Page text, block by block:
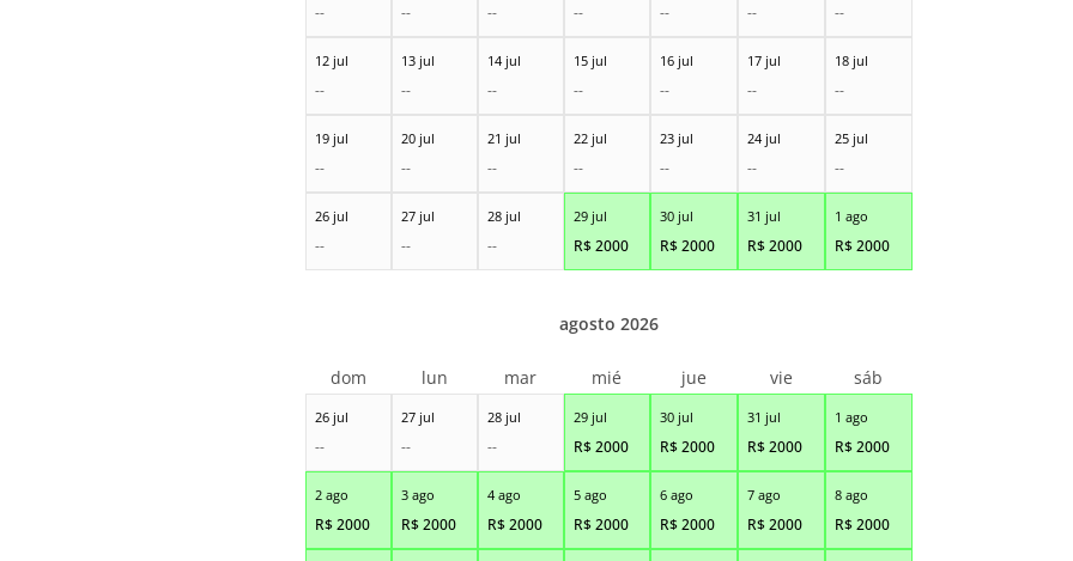
-- -- -- -- -- -- --
12 jul
--
13 jul
--
14 jul
--
15 jul
--
16 jul
--
17 jul
--
18 jul
--
19 jul
--
20 jul
--
21 jul
--
22 jul
--
23 jul
--
24 jul
--
25 jul
--
26 jul
--
27 jul
--
28 jul
--
29 jul
R$2000
30 jul
R$2000
31 jul
R$2000
1 ago
R$2000
26 jul
--
27 jul
--
28 jul
--
29 jul
R$2000
30 jul
R$2000
31 jul
R$2000
1 ago
R$2000
2 ago
R$2000
3 ago
R$2000
4 ago
R$2000
5 ago
R$2000
6 ago
R$2000
7 ago
R$2000
8 ago
R$2000
agosto 2026
dom lun mar mié jue vie sáb